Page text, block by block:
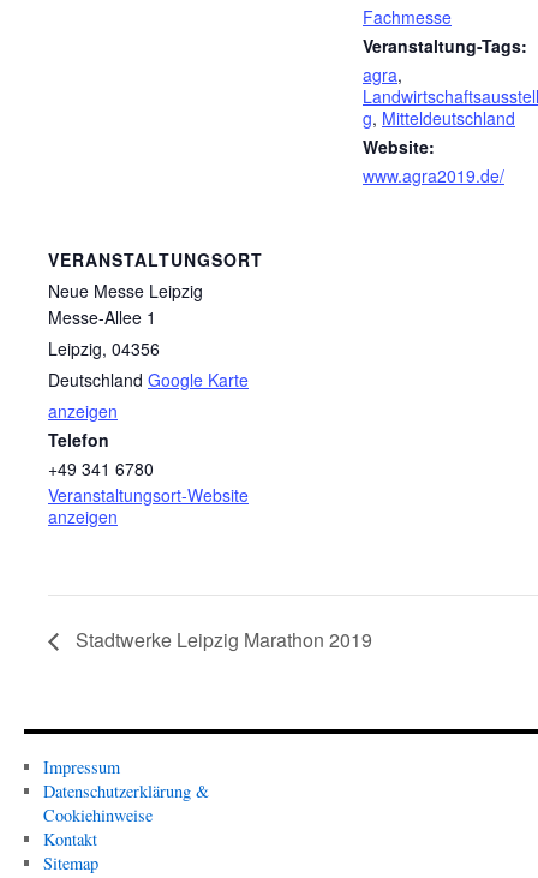
Fachmesse
Veranstaltung-Tags:
agra,
g, Mitteldeutschland
Website:
www.agra2019.de/
VERANSTALTUNGSORT
Neue Messe Leipzig
Messe-Allee 1
Leipzig, 04356
Deutschland Google Karte
anzeigen
Telefon
+49 341 6780
Veranstaltungsort-Website
anzeigen
Stadtwerke Leipzig Marathon 2019
Impressum
Datenschutzerklärung &
Cookiehinweise
Kontakt
Sitemap